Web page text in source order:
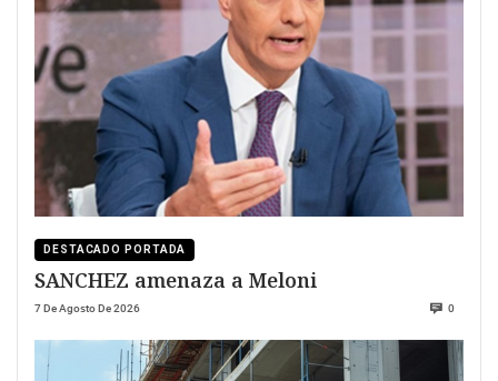
DESTACADO PORTADA
SANCHEZ amenaza a Meloni
7 De Agosto De 2026 0